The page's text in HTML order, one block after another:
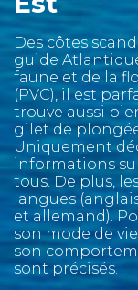
Des côtes
guide
faune et de la
(PVC), il est
trouve aussi
gilet de
Uniquement
informations
tous. De plus,
langues
et allemand).
son mode de
son
sont précisés.